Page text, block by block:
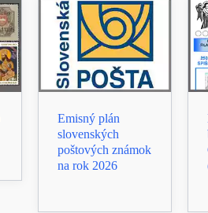
Emisný plán
slovenských
poštových známok
na rok 2026